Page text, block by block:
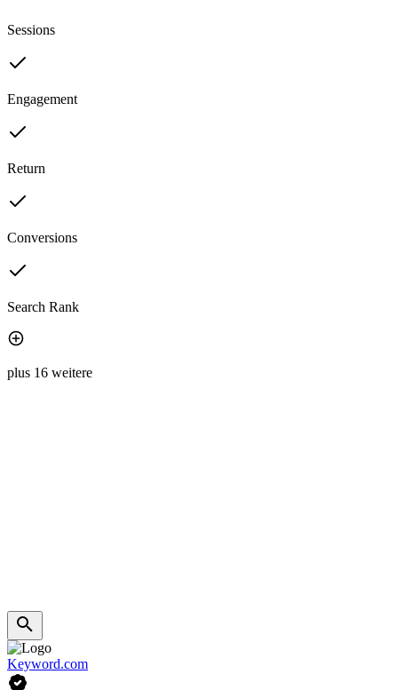
Sessions
Engagement
Return
Conversions
Search Rank
plus 16 weitere
Keyword.com